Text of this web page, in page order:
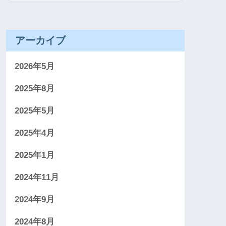
アーカイブ
2026年5月
2025年8月
2025年5月
2025年4月
2025年1月
2024年11月
2024年9月
2024年8月